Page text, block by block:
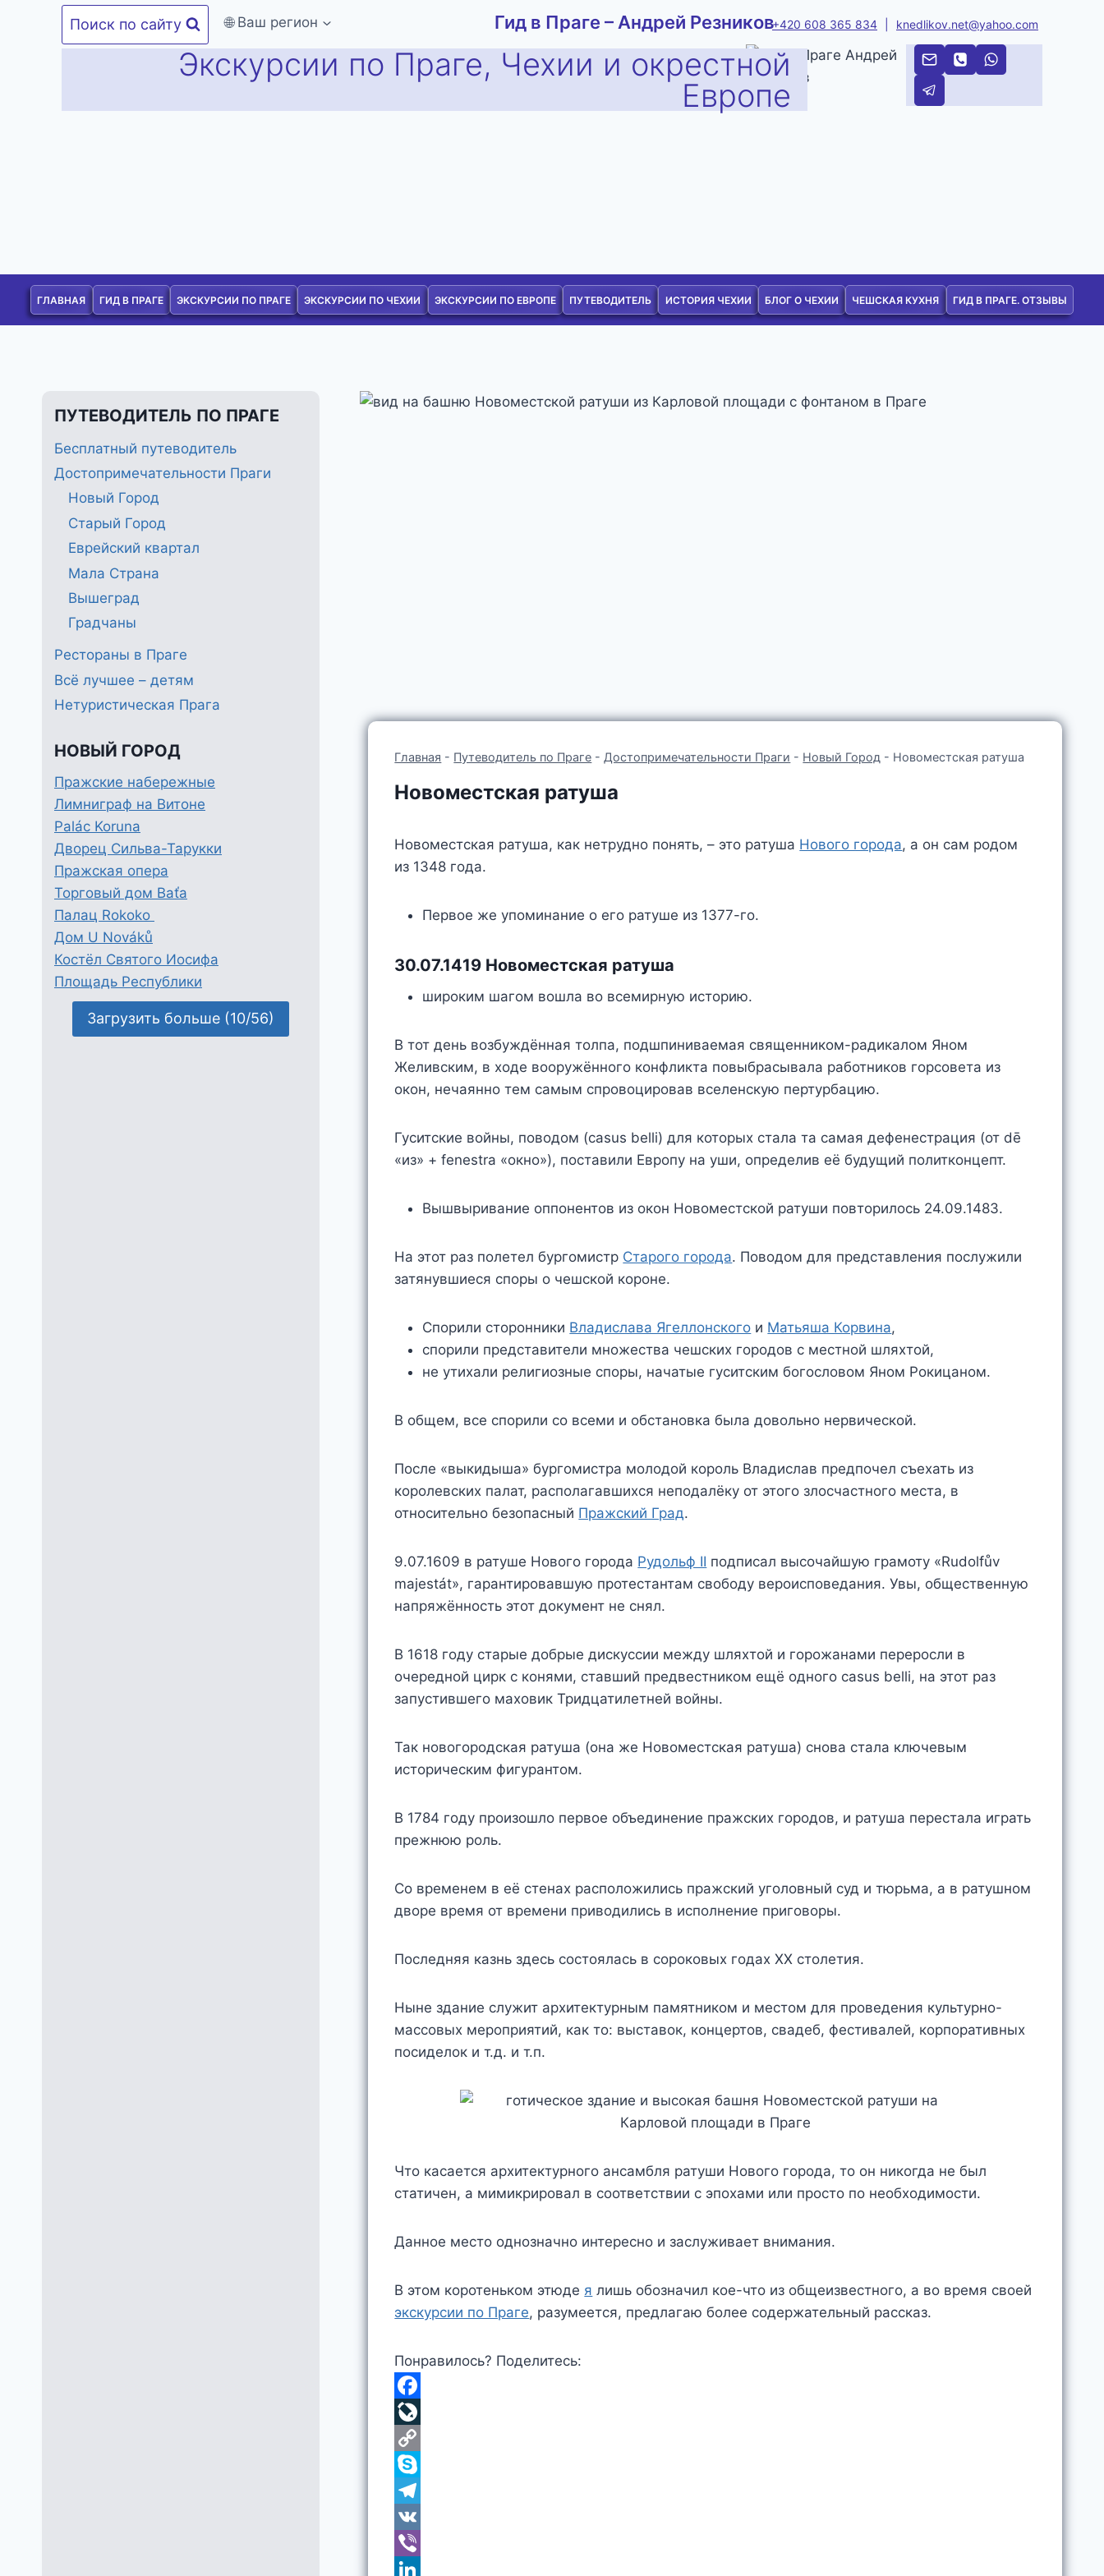
Поиск по сайту 🌐 Ваш регион +420 608 365 834 knedlikov.net@yahoo.com
Гид в Праге – Андрей Резников
Экскурсии по Праге, Чехии и окрестной
Европе
ГЛАВНАЯ ГИД В ПРАГЕ ЭКСКУРСИИ ПО ПРАГЕ ЭКСКУРСИИ ПО ЧЕХИИ ЭКСКУРСИИ ПО ЕВРОПЕ ПУТЕВОДИТЕЛЬ ИСТОРИЯ ЧЕХИИ БЛОГ О ЧЕХИИ ЧЕШСКАЯ КУХНЯ ГИД В ПРАГЕ. ОТЗЫВЫ
Главная - Путеводитель по Праге - Достопримечательности Праги - Новый Город - Новоместская ратуша
Новоместская ратуша
Новоместская ратуша, как нетрудно понять, – это ратуша Нового города, а он сам родом
из 1348 года.
Первое же упоминание о его ратуше из 1377-го.
30.07.1419 Новоместская ратуша
широким шагом вошла во всемирную историю.
В тот день возбуждённая толпа, подшпиниваемая священником-радикалом Яном
Желивским, в ходе вооружённого конфликта повыбрасывала работников горсовета из
окон, нечаянно тем самым спровоцировав вселенскую пертурбацию.
Гуситские войны, поводом (casus belli) для которых стала та самая дефенестрация (от dē
«из» + fenestra «окно»), поставили Европу на уши, определив её будущий политконцепт.
Вышвыривание оппонентов из окон Новоместской ратуши повторилось 24.09.1483.
На этот раз полетел бургомистр Старого города. Поводом для представления послужили
затянувшиеся споры о чешской короне.
Спорили сторонники Владислава Ягеллонского и Матьяша Корвина,
спорили представители множества чешских городов с местной шляхтой,
не утихали религиозные споры, начатые гуситским богословом Яном Рокицаном.
В общем, все спорили со всеми и обстановка была довольно нервической.
После «выкидыша» бургомистра молодой король Владислав предпочел съехать из
королевских палат, располагавшихся неподалёку от этого злосчастного места, в
относительно безопасный Пражский Град.
9.07.1609 в ратуше Нового города Рудольф II подписал высочайшую грамоту «Rudolfův
majestát», гарантировавшую протестантам свободу вероисповедания. Увы, общественную
напряжённость этот документ не снял.
В 1618 году старые добрые дискуссии между шляхтой и горожанами переросли в
очередной цирк с конями, ставший предвестником ещё одного casus belli, на этот раз
запустившего маховик Тридцатилетней войны.
Так новогородская ратуша (она же Новоместская ратуша) снова стала ключевым
историческим фигурантом.
В 1784 году произошло первое объединение пражских городов, и ратуша перестала играть
прежнюю роль.
Со временем в её стенах расположились пражский уголовный суд и тюрьма, а в ратушном
дворе время от времени приводились в исполнение приговоры.
Последняя казнь здесь состоялась в сороковых годах XX столетия.
Ныне здание служит архитектурным памятником и местом для проведения культурно-
массовых мероприятий, как то: выставок, концертов, свадеб, фестивалей, корпоративных
посиделок и т.д. и т.п.
Что касается архитектурного ансамбля ратуши Нового города, то он никогда не был
статичен, а мимикрировал в соответствии с эпохами или просто по необходимости.
Данное место однозначно интересно и заслуживает внимания.
В этом коротеньком этюде я лишь обозначил кое-что из общеизвестного, а во время своей
экскурсии по Праге, разумеется, предлагаю более содержательный рассказ.
Понравилось? Поделитесь:
F
a
c
e
b
o
o
L
i
v
e
J
o
C
o
p
y
L
S
k
y
p
T
e
V
K
V
ПУТЕВОДИТЕЛЬ ПО ПРАГЕ
Бесплатный путеводитель
Достопримечательности Праги
Новый Город
Старый Город
Еврейский квартал
Мала Страна
Вышеград
Градчаны
Рестораны в Праге
Всё лучшее – детям
Нетуристическая Прага
НОВЫЙ ГОРОД
Пражские набережные
Лимниграф на Витоне
Palác Koruna
Дворец Сильва-Тарукки
Пражская опера
Торговый дом Baťa
Палац Rokoko
Дом U Nováků
Костёл Святого Иосифа
Площадь Республики
Загрузить больше (10/56)